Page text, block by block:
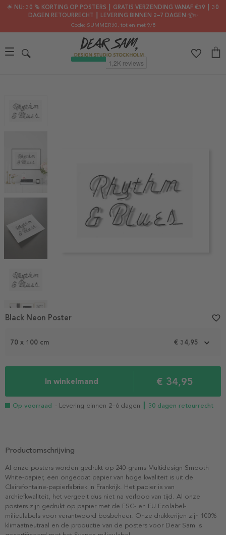
🌟 NU: 30 % KORTING OP POSTERS ┃ GRATIS VERZENDING VANAF €39 ┃ 30
DAGEN RETOURRECHT ┃ LEVERING BINNEN 2–7 DAGEN 📦✨
Code: SUMMER30, tot en met 9/8
Item
6
70 x 100 cm € 34,95
In winkelmand € 34,95
Op voorraad - Levering binnen 2–6 dagen ┃ 30 dagen retourrecht
Black Neon Poster favorite_border
Productomschrijving
Al onze posters worden gedrukt op 240-grams Multidesign Smooth
White-papier, een ongecoat papier van hoge kwaliteit is uit de
Clairefontaine-papierfabriek in Frankrijk. Het papier is van
archiefkwaliteit, het vergeelt dus niet na verloop van tijd. Al onze
posters zijn gedrukt op papier met de FSC- en EU Ecolabel-
milieulabels voor verantwoord bosbeheer. Onze drukkerijen zijn 100%
klimaatneutraal en de productie van de posters voor Dear Sam is